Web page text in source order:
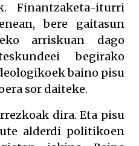
Finantzaketa-iturri
bere gaitasun
arriskuan dago
begirako
baino pisu
sor daiteke.
dira. Eta pisu
alderdi politikoen